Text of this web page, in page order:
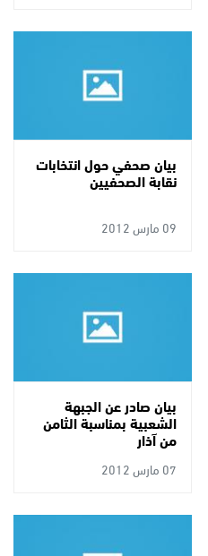
بيان صحفي حول انتخابات
نقابة الصحفيين
09 مارس 2012
بيان صادر عن الجبهة
الشعبية بمناسبة الثامن
من آذار
07 مارس 2012